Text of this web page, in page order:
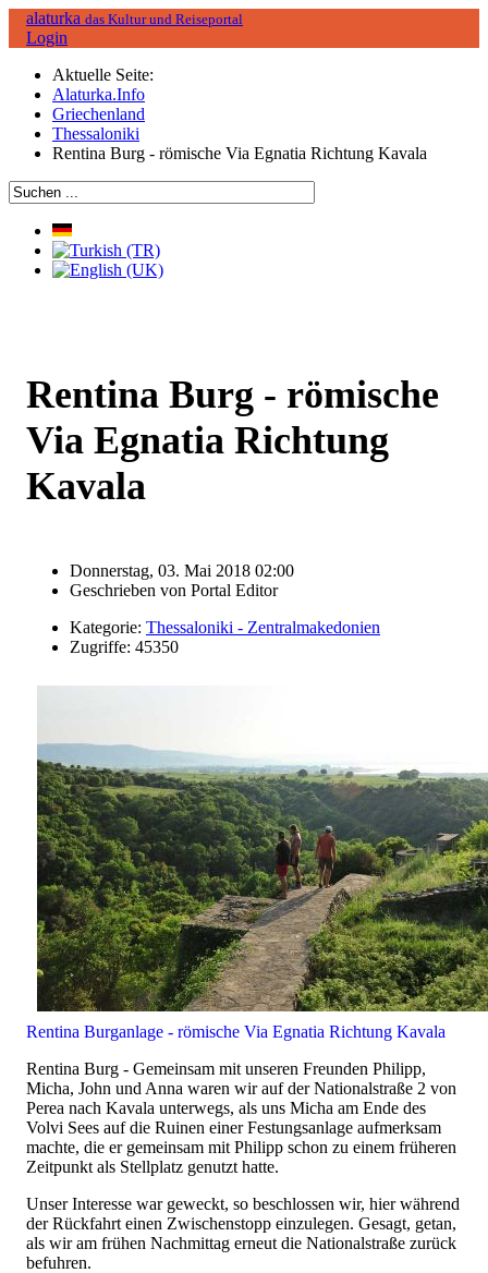
alaturka das Kultur und Reiseportal
Login
Aktuelle Seite:
Alaturka.Info
Griechenland
Thessaloniki
Rentina Burg - römische Via Egnatia Richtung Kavala
Rentina Burg - römische
Via Egnatia Richtung
Kavala
Donnerstag, 03. Mai 2018 02:00
Geschrieben von Portal Editor
Kategorie: Thessaloniki - Zentralmakedonien
Zugriffe: 45350
Rentina Burganlage - römische Via Egnatia Richtung Kavala
Rentina Burg - Gemeinsam mit unseren Freunden Philipp,
Micha, John und Anna waren wir auf der Nationalstraße 2 von
Perea nach Kavala unterwegs, als uns Micha am Ende des
Volvi Sees auf die Ruinen einer Festungsanlage aufmerksam
machte, die er gemeinsam mit Philipp schon zu einem früheren
Zeitpunkt als Stellplatz genutzt hatte.
Unser Interesse war geweckt, so beschlossen wir, hier während
der Rückfahrt einen Zwischenstopp einzulegen. Gesagt, getan,
als wir am frühen Nachmittag erneut die Nationalstraße zurück
befuhren.